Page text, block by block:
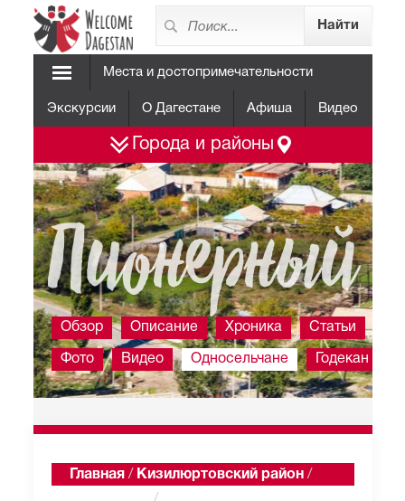
Места и достопримечательности
Экскурсии О Дагестане Афиша Видео
Города и районы
Пионерный
Обзор Описание Хроника Статьи
Фото Видео Односельчане Годекан
Главная / Кизилюртовский район /